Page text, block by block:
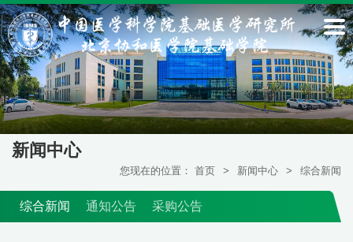
新闻中心
您现在的位置： 首页 > 新闻中心 > 综合新闻
综合新闻 通知公告 采购公告